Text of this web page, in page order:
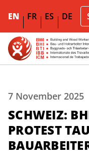
EN FR ES DE
7 November 2025
SCHWEIZ:
PROTEST